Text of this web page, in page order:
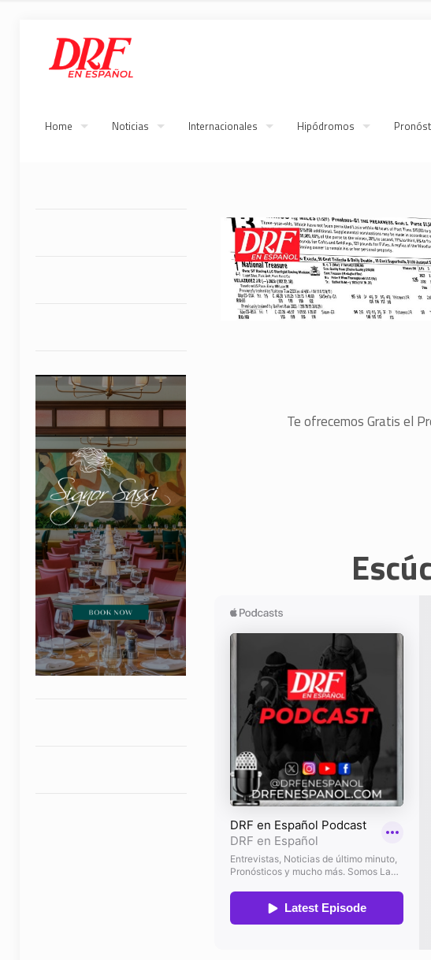
Home Noticias Internacionales Hipódromos
Te ofrecemos Gratis el